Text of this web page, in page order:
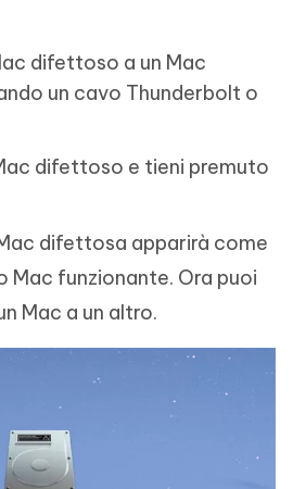
difettoso a un Mac
un cavo Thunderbolt o
difettoso e tieni premuto
difettosa apparirà come
Mac funzionante. Ora puoi
Mac a un altro.